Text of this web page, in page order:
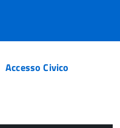
Accesso Civico